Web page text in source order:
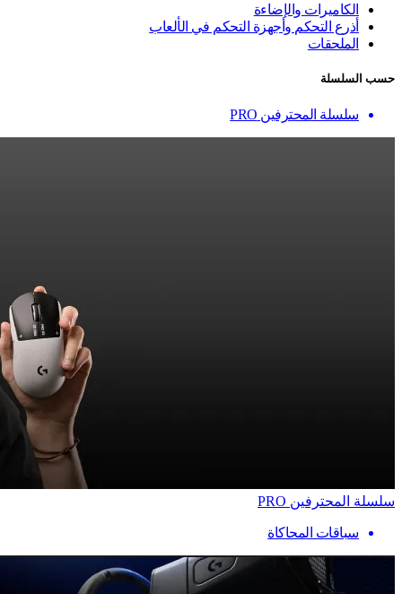
الكاميرات والإضاءة
أذرع التحكم وأجهزة التحكم في الألعاب
الملحقات
حسب السلسلة
سلسلة المحترفين PRO
سلسلة المحترفين PRO
سباقات المحاكاة